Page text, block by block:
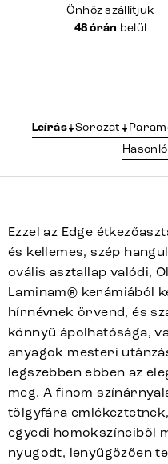
Önhöz szállítjuk
48 órán belül
Leírás Sorozat
Ezzel az Edge
és kellemes, szép
ovális asztallap valódi,
Laminam® kerámiából
hírnévnek örvend, és
könnyű ápolhatósága,
anyagok mesteri
legszebben ebben az
meg. A finom
tölgyfára
egyedi homokszíneiből
nyugodt, lenyűgözően